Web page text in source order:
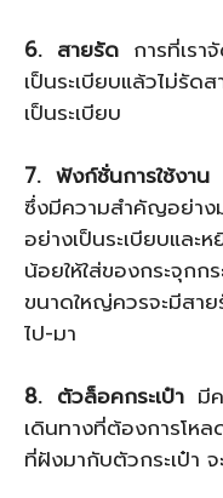
6. สายรัด การที่เรา
เป็นระเบียบแล้วไม่รัด
เป็นระเบียบ
7. ฟังก์ชั่นการใช้งาน
ซึ่งมีความสำคัญอย่าง
อย่างเป็นระเบียบแล
น้อยให้ใส่ของกระจุก
ขนาดใหญ่ควรจะมีสา
ไป-มา
8. ตัวล็อคกระเป๋ามีค
เดินทางที่ต้องการโห
ที่ฝังมากับตัวกระเป๋า